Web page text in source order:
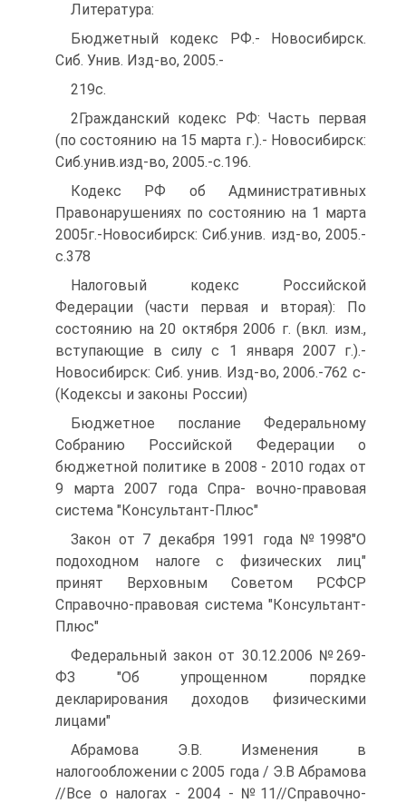
Литература:
Бюджетный кодекс РФ.- Новосибирск.
Сиб. Унив. Изд-во, 2005.-
219с.
2Гражданский кодекс РФ: Часть первая
(по состоянию на 15 марта г.).- Новосибирск:
Сиб.унив.изд-во, 2005.-с.196.
Кодекс РФ об Административных
Правонарушениях по состоянию на 1 марта
2005г.-Новосибирск: Сиб.унив. изд-во, 2005.-
с.378
Налоговый кодекс Российской
Федерации (части первая и вторая): По
состоянию на 20 октября 2006 г. (вкл. изм.,
вступающие в силу с 1 января 2007 г.).-
Новосибирск: Сиб. унив. Изд-во, 2006.-762 с-
(Кодексы и законы России)
Бюджетное послание Федеральному
Собранию Российской Федерации о
бюджетной политике в 2008 - 2010 годах от
9 марта 2007 года Спра- вочно-правовая
система "Консультант-Плюс"
Закон от 7 декабря 1991 года №1998"О
подоходном налоге с физических лиц"
принят Верховным Советом РСФСР
Справочно-правовая система "Консультант-
Плюс"
Федеральный закон от 30.12.2006 №269-
ФЗ "Об упрощенном порядке
декларирования доходов физическими
лицами"
Абрамова Э.В. Изменения в
налогообложении с 2005 года / Э.В Абрамова
//Все о налогах - 2004 - №11//Справочно-